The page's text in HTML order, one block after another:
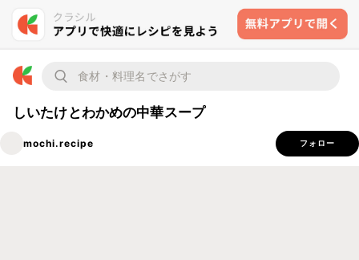
しいたけとわかめの中華スープ
mochi.recipe フォロー